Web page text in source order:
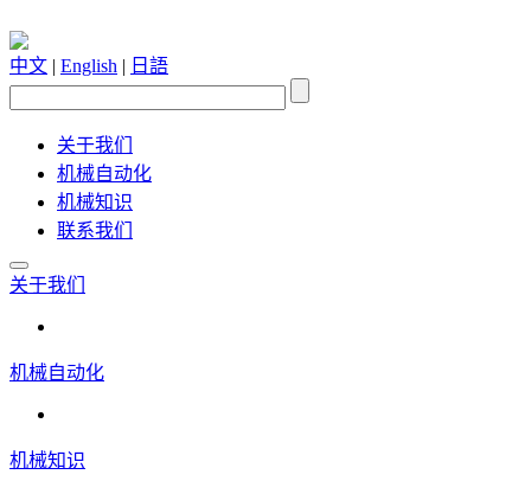
中文 | English | 日語
关于我们
机械自动化
机械知识
联系我们
关于我们
机械自动化
机械知识